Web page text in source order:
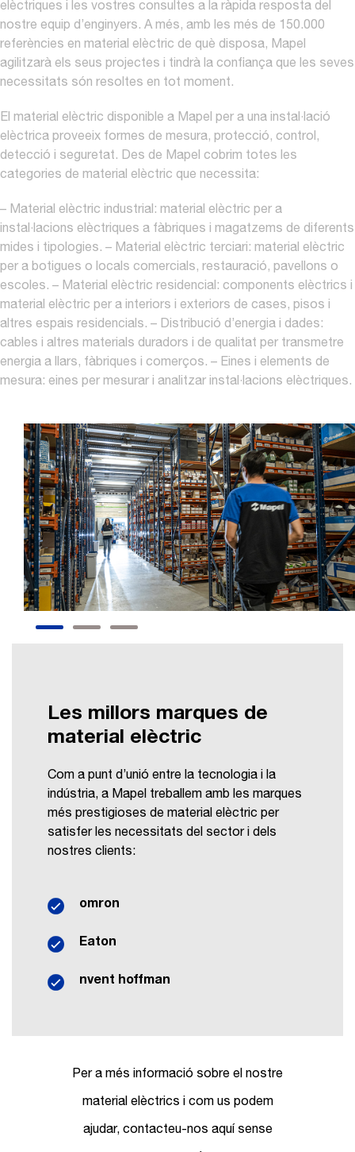
elèctriques i les vostres consultes a la ràpida resposta del
nostre equip d’enginyers. A més, amb les més de 150.000
referències en material elèctric de què disposa, Mapel
agilitzarà els seus projectes i tindrà la confiança que les seves
necessitats són resoltes en tot moment.
El material elèctric disponible a Mapel per a una instal·lació
elèctrica proveeix formes de mesura, protecció, control,
detecció i seguretat. Des de Mapel cobrim totes les
categories de material elèctric que necessita:
– Material elèctric industrial: material elèctric per a
instal·lacions elèctriques a fàbriques i magatzems de diferents
mides i tipologies. – Material elèctric terciari: material elèctric
per a botigues o locals comercials, restauració, pavellons o
escoles. – Material elèctric residencial: components elèctrics i
material elèctric per a interiors i exteriors de cases, pisos i
altres espais residencials. – Distribució d’energia i dades:
cables i altres materials duradors i de qualitat per transmetre
energia a llars, fàbriques i comerços. – Eines i elements de
mesura: eines per mesurar i analitzar instal·lacions elèctriques.
Les millors marques de
material elèctric
Com a punt d’unió entre la tecnologia i la
indústria, a Mapel treballem amb les marques
més prestigioses de material elèctric per
satisfer les necessitats del sector i dels
nostres clients:
omron
Eaton
nvent hoffman
Per a més informació sobre el nostre
material elèctrics i com us podem
ajudar, contacteu-nos aquí sense